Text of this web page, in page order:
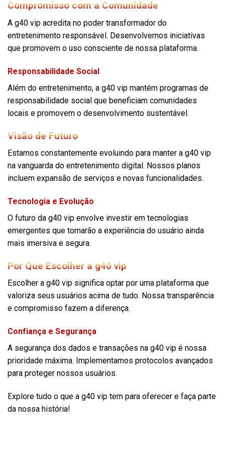
Compromisso com a Comunidade
A g40 vip acredita no poder transformador do
entretenimento responsável. Desenvolvemos iniciativas
que promovem o uso consciente de nossa plataforma.
Responsabilidade Social
Além do entretenimento, a g40 vip mantém programas de
responsabilidade social que beneficiam comunidades
locais e promovem o desenvolvimento sustentável.
Visão de Futuro
Estamos constantemente evoluindo para manter a g40 vip
na vanguarda do entretenimento digital. Nossos planos
incluem expansão de serviços e novas funcionalidades.
Tecnologia e Evolução
O futuro da g40 vip envolve investir em tecnologias
emergentes que tornarão a experiência do usuário ainda
mais imersiva e segura.
Por Que Escolher a g40 vip
Escolher a g40 vip significa optar por uma plataforma que
valoriza seus usuários acima de tudo. Nossa transparência
e compromisso fazem a diferença.
Confiança e Segurança
A segurança dos dados e transações na g40 vip é nossa
prioridade máxima. Implementamos protocolos avançados
para proteger nossos usuários.
Explore tudo o que a g40 vip tem para oferecer e faça parte
da nossa história!